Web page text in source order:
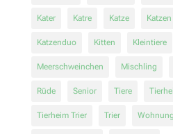
Kater Katre Katze Katzen
Katzenduo Kitten Kleintiere
Meerschweinchen Mischling
Rüde Senior Tiere Tierhei
Tierheim Trier Trier